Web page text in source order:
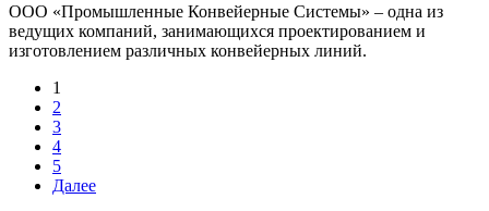
ООО «Промышленные Конвейерные Системы» – одна из
ведущих компаний, занимающихся проектированием и
изготовлением различных конвейерных линий.
1
2
3
4
5
Далее